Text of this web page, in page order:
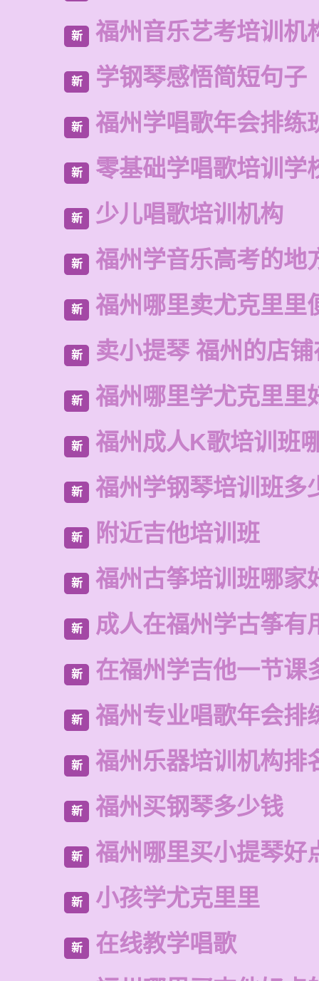
新 福州音乐艺考培训机
新 学钢琴感悟简短句子
新 福州学唱歌年会排练
新 零基础学唱歌培训学
新 少儿唱歌培训机构
新 福州学音乐高考的地
新 福州哪里卖尤克里里
新 卖小提琴 福州的店
新 福州哪里学尤克里里
新 福州成人K歌培训班
新 福州学钢琴培训班多
新 附近吉他培训班
新 福州古筝培训班哪家
新 成人在福州学古筝有
新 在福州学吉他一节课
新 福州专业唱歌年会排
新 福州乐器培训机构排
新 福州买钢琴多少钱
新 福州哪里买小提琴好
新 小孩学尤克里里
新
在线教学唱歌